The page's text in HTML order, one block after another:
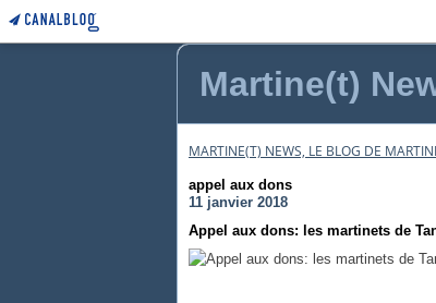
Martine(t)
MARTINE(T) NEWS, LE BLOG DE
appel aux dons
11 janvier 2018
Appel aux dons: les martinets de